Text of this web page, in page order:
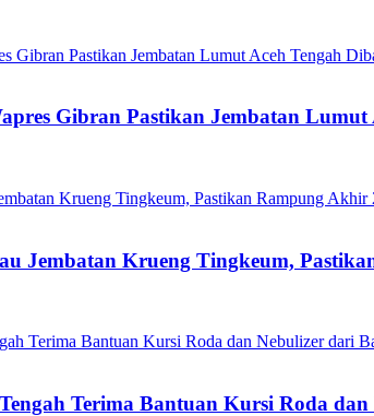
Gibran Pastikan Jembatan
Jembatan Krueng Tingkeum,
Terima Bantuan Kursi Roda